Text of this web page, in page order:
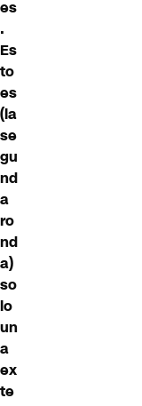
es
.
Es
to
es
(la
se
gu
nd
a
ro
nd
a)
so
lo
un
a
ex
te